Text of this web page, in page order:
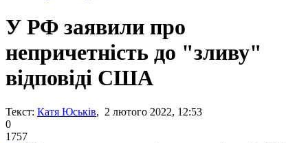
У РФ заявили про
непричетність до "зливу"
відповіді США
Текст: Катя Юськів, 2 лютого 2022, 12:53
0
1757